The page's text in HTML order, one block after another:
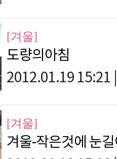
[겨울]
도량의아침
2012.01.19 15:21
[겨울]
겨울-작은것에 눈